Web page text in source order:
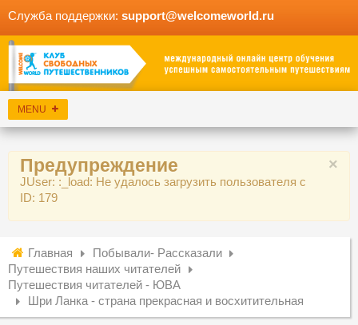
Служба поддержки: support@welcomeworld.ru
×
Предупреждение
JUser: :_load: Не удалось загрузить пользователя с
ID: 179
Главная
Побывали- Рассказали
Путешествия наших читателей
Путешествия читателей - ЮВА
Шри Ланка - страна прекрасная и восхитительная